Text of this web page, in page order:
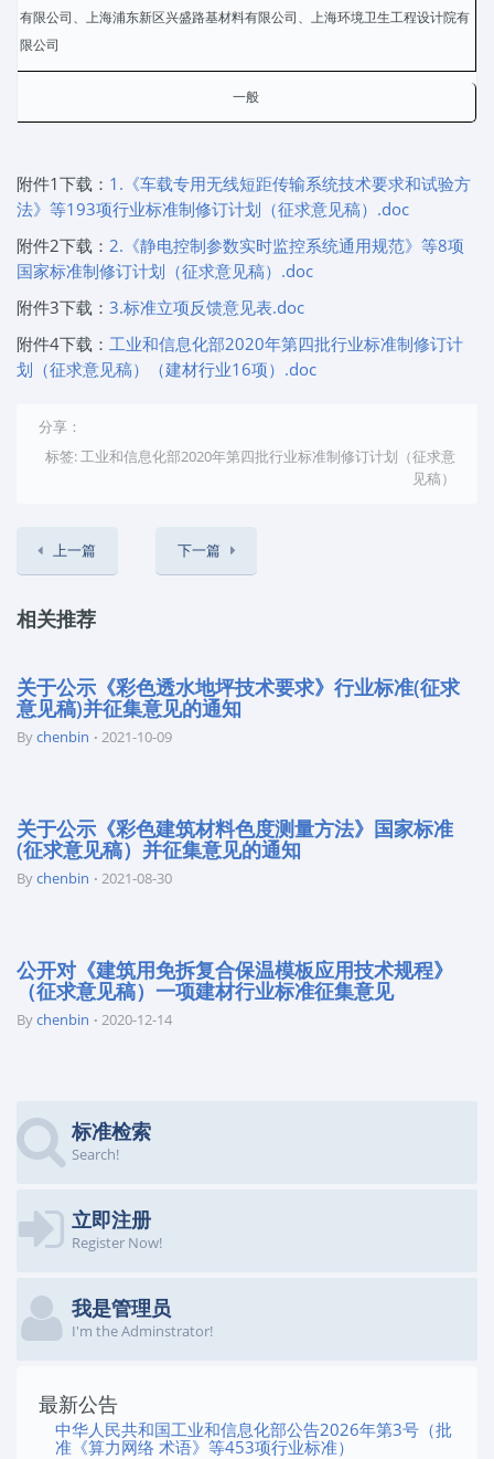
有限公司、上海浦东新区兴盛路基材料有限公司、上海环境卫生工程设计院有
限公司
一般
附件1下载： 1.《车载专用无线短距传输系统技术要求和试验方
法》等193项行业标准制修订计划（征求意见稿）.doc
附件2下载： 2.《静电控制参数实时监控系统通用规范》等8项
国家标准制修订计划（征求意见稿）.doc
附件3下载： 3.标准立项反馈意见表.doc
附件4下载： 工业和信息化部2020年第四批行业标准制修订计
划（征求意见稿）（建材行业16项）.doc
分享：
标签: 工业和信息化部2020年第四批行业标准制修订计划（征求意
见稿）
上一篇 下一篇
相关推荐
关于公示《彩色透水地坪技术要求》行业标准(征求
意见稿)并征集意见的通知
Bychenbin 2021-10-09
关于公示《彩色建筑材料色度测量方法》国家标准
(征求意见稿）并征集意见的通知
Bychenbin 2021-08-30
公开对《建筑用免拆复合保温模板应用技术规程》
（征求意见稿）一项建材行业标准征集意见
Bychenbin 2020-12-14
标准检索
Search!
立即注册
Register Now!
我是管理员
I'm the Adminstrator!
最新公告
中华人民共和国工业和信息化部公告2026年第3号（批
准《算力网络 术语》等453项行业标准）